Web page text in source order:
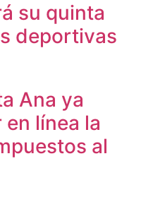
su quinta
deportivas
Ana ya
línea la
al